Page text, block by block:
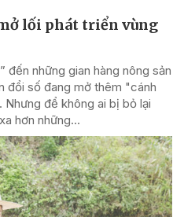
lối phát triển vùng
đến những gian hàng nông sản
đổi số đang mở thêm "cánh
để không ai bị bỏ lại
hơn những...